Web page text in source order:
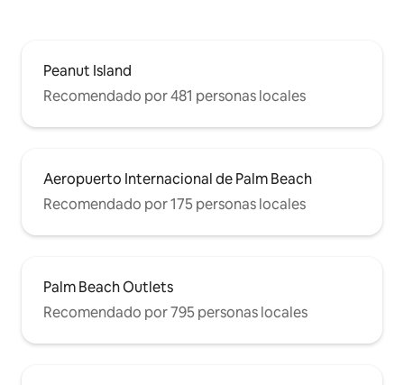
Peanut Island
Recomendado por 481 personas locales
Aeropuerto Internacional de Palm Beach
Recomendado por 175 personas locales
Palm Beach Outlets
Recomendado por 795 personas locales